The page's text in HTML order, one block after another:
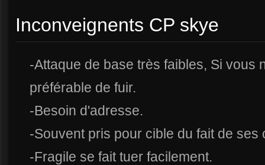
Inconveignents CP skye
-Attaque de base très faibles, Si vous
préférable de fuir.
-Besoin d'adresse.
-Souvent pris pour cible du fait de ses
-Fragile se fait tuer facilement.